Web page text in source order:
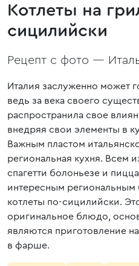
Котлеты на
сицилийски
Рецепт с фото —
Италия заслуженно может
ведь за века своего
распространила свое
внедряя свои элементы в
Важным пластом
региональная кухня. Всем
спагетти болоньезе и
интересным
котлеты по-сицилийски.
оригинальное блюдо,
являются приготовление
в фарше.